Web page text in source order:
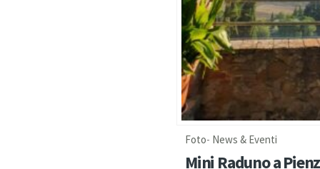
Foto- News & Eventi
Mini Raduno a